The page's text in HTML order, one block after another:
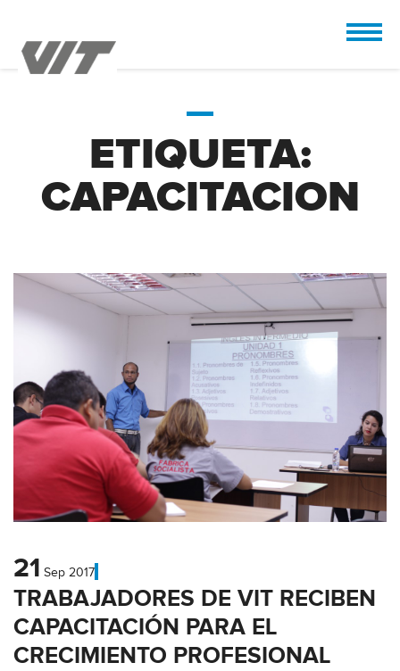
ETIQUETA:
CAPACITACION
21 Sep 2017
TRABAJADORES DE VIT RECIBEN
CAPACITACIÓN PARA EL
CRECIMIENTO PROFESIONAL